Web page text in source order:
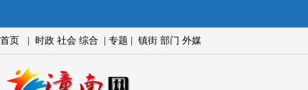
首页 时政 社会 综合 专题 镇街 部门 外媒